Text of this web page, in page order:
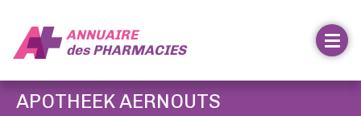
ANNUAIRE
desPHARMACIES
APOTHEEK AERNOUTS